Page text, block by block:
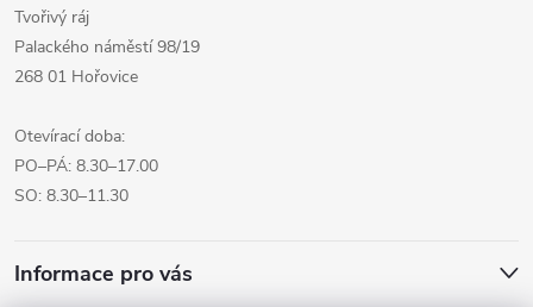
Tvořivý ráj
Palackého náměstí 98/19
268 01 Hořovice
Otevírací doba:
PO–PÁ: 8.30–17.00
SO: 8.30–11.30
Informace pro vás